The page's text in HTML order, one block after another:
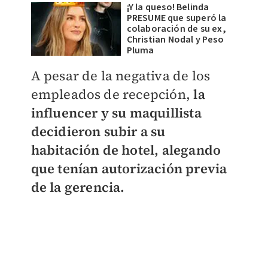
¡Y la queso! Belinda
PRESUME que superó la
colaboración de su ex,
Christian Nodal y Peso
Pluma
A pesar de la negativa de los
empleados de recepción, la
influencer y su maquillista
decidieron subir a su
habitación de hotel, alegando
que tenían autorización previa
de la gerencia.